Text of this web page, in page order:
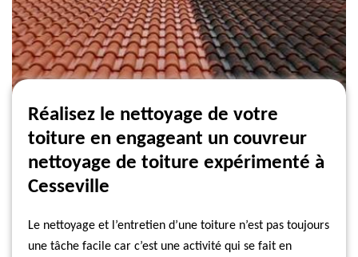
Réalisez le nettoyage de votre
toiture en engageant un couvreur
nettoyage de toiture expérimenté à
Cesseville
Le nettoyage et l’entretien d’une toiture n’est pas toujours
une tâche facile car c’est une activité qui se fait en